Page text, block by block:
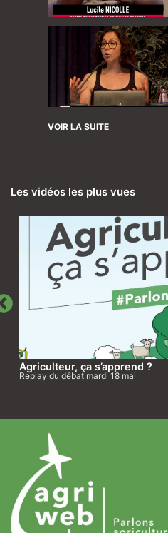
VOIR LA SUITE
Les vidéos les plus vues
Agriculteur, ça s’apprend ?
Replay du débat mardi 18 mai